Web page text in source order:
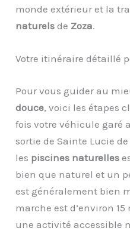
monde extérieur et la
naturels de Zoza.
Votre itinéraire détaillé
Pour vous guider au
douce, voici les étapes
fois votre véhicule garé
sortie de Sainte Lucie
les piscines naturelles
bien que naturel et un
est généralement bien
marche est d’environ
une activité accessible